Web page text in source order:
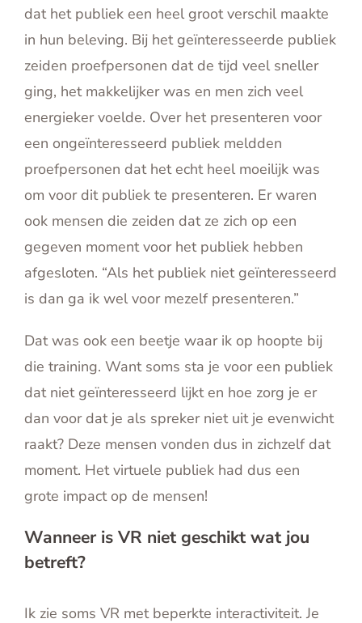
dat het publiek een heel groot verschil maakte
in hun beleving. Bij het geïnteresseerde publiek
zeiden proefpersonen dat de tijd veel sneller
ging, het makkelijker was en men zich veel
energieker voelde. Over het presenteren voor
een ongeïnteresseerd publiek meldden
proefpersonen dat het echt heel moeilijk was
om voor dit publiek te presenteren. Er waren
ook mensen die zeiden dat ze zich op een
gegeven moment voor het publiek hebben
afgesloten. “Als het publiek niet geïnteresseerd
is dan ga ik wel voor mezelf presenteren.”
Dat was ook een beetje waar ik op hoopte bij
die training. Want soms sta je voor een publiek
dat niet geïnteresseerd lijkt en hoe zorg je er
dan voor dat je als spreker niet uit je evenwicht
raakt? Deze mensen vonden dus in zichzelf dat
moment. Het virtuele publiek had dus een
grote impact op de mensen!
Wanneer is VR niet geschikt wat jou
betreft?
Ik zie soms VR met beperkte interactiviteit. Je